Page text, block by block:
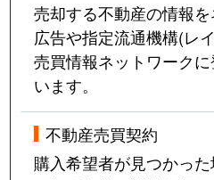
売却する不動産の情報
広告や指定流通機構(レ
売買情報ネットワーク
います。
不動産売買契約
購入希望者が見つかっ